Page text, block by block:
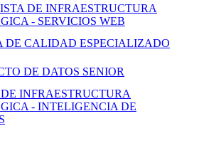
DE INFRAESTRUCTURA
- SERVICIOS WEB
DE CALIDAD ESPECIALIZADO
DE DATOS SENIOR
INFRAESTRUCTURA
- INTELIGENCIA DE